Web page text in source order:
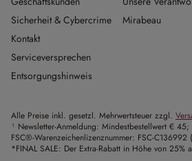
Sicherheit & Cybercrime
Kontakt
Serviceversprechen
Entsorgungshinweis
Mirabeau
Alle Preise inkl. gesetzl. Mehrwertsteuer zzgl.
¹ Newsletter-Anmeldung: Mindestbestellwert €
FSC®-Warenzeichenlizenznummer: FSC-
*FINAL SALE: Der Extra-Rabatt in Höhe von